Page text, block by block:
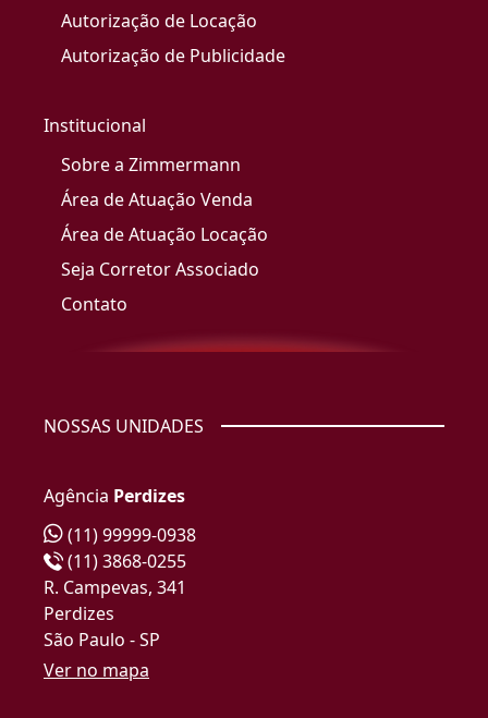
Autorização de Locação
Autorização de Publicidade
Institucional
Sobre a Zimmermann
Área de Atuação Venda
Área de Atuação Locação
Seja Corretor Associado
Contato
NOSSAS UNIDADES
Agência Perdizes
(11) 99999-0938
(11) 3868-0255
R. Campevas, 341
Perdizes
São Paulo - SP
Ver no mapa